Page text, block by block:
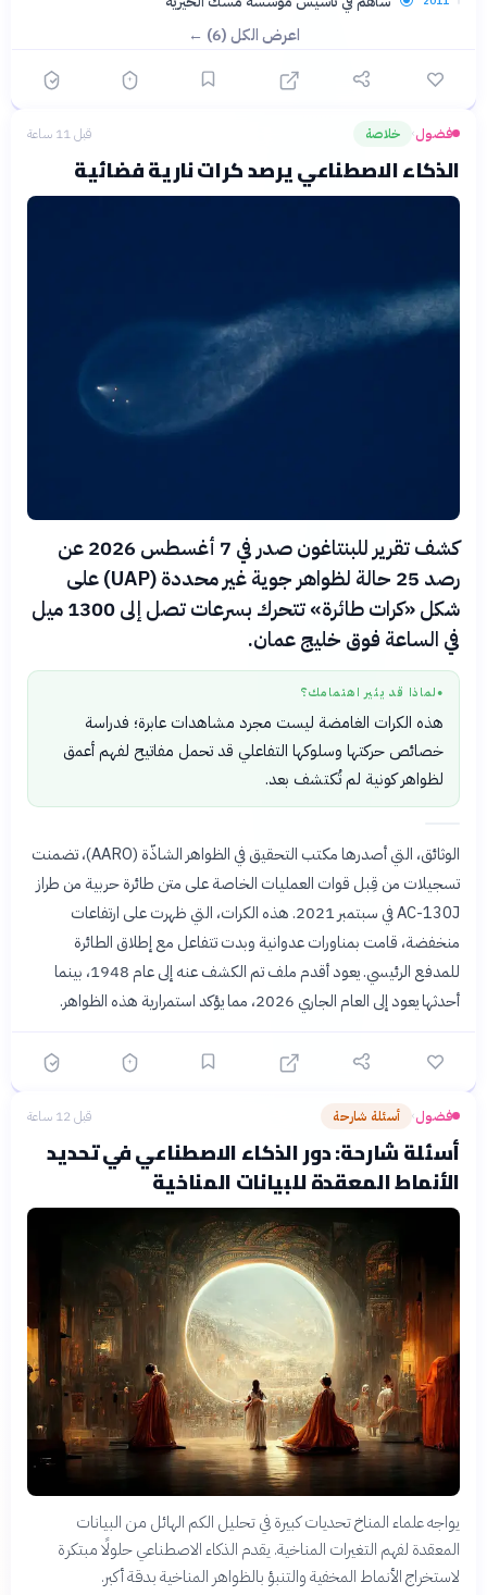
اعرض الكل (6) ←
فضول› خلاصة قبل 11 ساعة
الذكاء الاصطناعي يرصد كرات نارية فضائية
كشف تقرير للبنتاغون صدر في 7 أغسطس 2026 عن
رصد 25 حالة لظواهر جوية غير محددة (UAP) على
شكل «كرات طائرة» تتحرك بسرعات تصل إلى 1300 ميل
في الساعة فوق خليج عمان.
● لماذا قد يثير اهتمامك؟
هذه الكرات الغامضة ليست مجرد مشاهدات عابرة؛ فدراسة
خصائص حركتها وسلوكها التفاعلي قد تحمل مفاتيح لفهم أعمق
لظواهر كونية لم تُكتشف بعد.
الوثائق، التي أصدرها مكتب التحقيق في الظواهر الشاذّة (AARO)، تضمنت
تسجيلات من قِبل قوات العمليات الخاصة على متن طائرة حربية من طراز
AC-130J في سبتمبر 2021. هذه الكرات، التي ظهرت على ارتفاعات
منخفضة، قامت بمناورات عدوانية وبدت تتفاعل مع إطلاق الطائرة
للمدفع الرئيسي. يعود أقدم ملف تم الكشف عنه إلى عام 1948، بينما
أحدثها يعود إلى العام الجاري 2026، مما يؤكد استمرارية هذه الظواهر.
فضول› أسئلة شارحة قبل 12 ساعة
أسئلة شارحة: دور الذكاء الاصطناعي في تحديد
الأنماط المعقدة للبيانات المناخية
يواجه علماء المناخ تحديات كبيرة في تحليل الكم الهائل من البيانات
المعقدة لفهم التغيرات المناخية. يقدم الذكاء الاصطناعي حلولًا مبتكرة
لاستخراج الأنماط المخفية والتنبؤ بالظواهر المناخية بدقة أكبر.